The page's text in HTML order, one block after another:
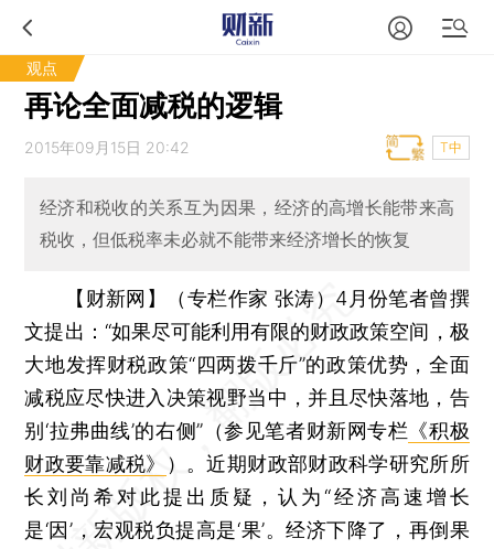
观点
再论全面减税的逻辑
2015年09月15日 20:42 T中
经济和税收的关系互为因果，经济的高增长能带来高
税收，但低税率未必就不能带来经济增长的恢复
【财新网】（专栏作家 张涛） 4月份笔者曾撰
文提出：“如果尽可能利用有限的财政政策空间，极
大地发挥财税政策“四两拨千斤”的政策优势，全面
减税应尽快进入决策视野当中，并且尽快落地，告
别‘拉弗曲线’的右侧”（参见笔者财新网专栏 《积极
财政要靠减税》
）。近期财政部财政科学研究所所
长刘尚希对此提出质疑，认为“经济高速增长
是‘因’，宏观税负提高是‘果’。经济下降了，再倒果